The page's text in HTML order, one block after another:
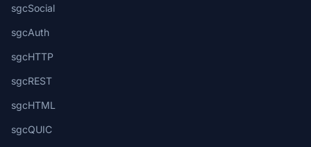
sgcSocial
sgcAuth
sgcHTTP
sgcREST
sgcHTML
sgcQUIC